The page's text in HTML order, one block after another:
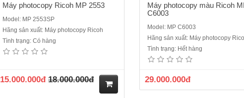
Máy photocopy Ricoh MP 2553
Model: MP 2553SP
Hãng sản xuất: Máy photocopy Ricoh
Tình trạng: Có hàng
15.000.000đ 18.000.000đ
Máy photocopy màu Ricoh
C6003
Model: MP C6003
Hãng sản xuất: Máy photocopy
Tình trạng: Hết hàng
29.000.000đ